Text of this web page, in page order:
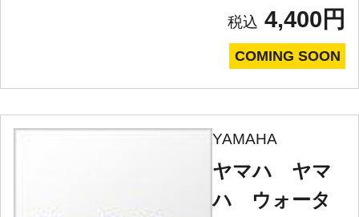
4,400円
COMING SOON
YAMAHA
ヤマハ ヤマ
ハ ウォータ